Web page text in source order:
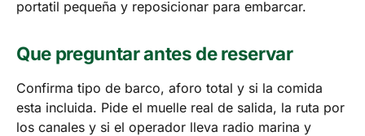
portatil pequeña y reposicionar para embarcar.
Que preguntar antes de reservar
Confirma tipo de barco, aforo total y si la comida
esta incluida. Pide el muelle real de salida, la ruta por
los canales y si el operador lleva radio marina y